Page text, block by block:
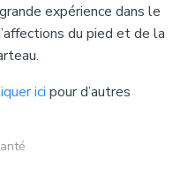
expérience dans le
du pied et de la
ici pour d’autres